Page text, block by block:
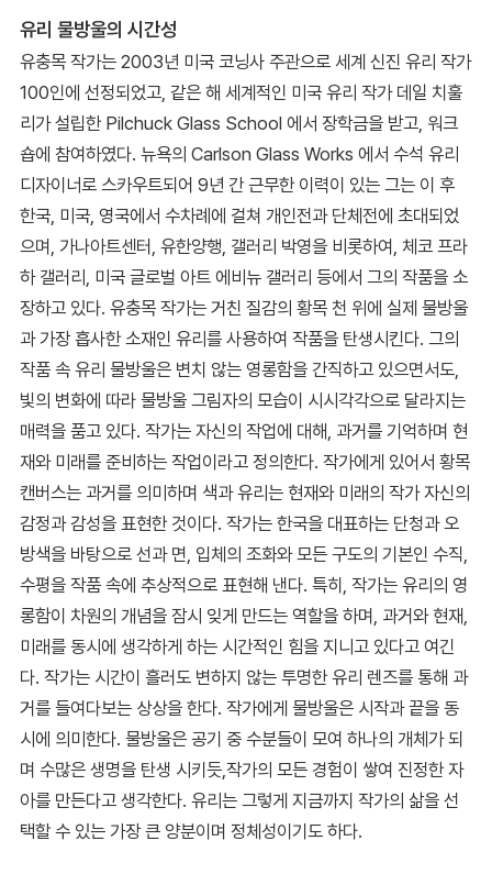
유리 물방울의 시간성
유충목 작가는 2003년 미국 코닝사 주관으로 세계 신진 유리 작가
100인에 선정되었고, 같은 해 세계적인 미국 유리 작가 데일 치훌
리가 설립한 Pilchuck Glass School 에서 장학금을 받고, 워크
숍에 참여하였다. 뉴욕의 Carlson Glass Works 에서 수석 유리
디자이너로 스카우트되어 9년 간 근무한 이력이 있는 그는 이 후
한국, 미국, 영국에서 수차례에 걸쳐 개인전과 단체전에 초대되었
으며, 가나아트센터, 유한양행, 갤러리 박영을 비롯하여, 체코 프라
하 갤러리, 미국 글로벌 아트 에비뉴 갤러리 등에서 그의 작품을 소
장하고 있다. 유충목 작가는 거친 질감의 황목 천 위에 실제 물방울
과 가장 흡사한 소재인 유리를 사용하여 작품을 탄생시킨다. 그의
작품 속 유리 물방울은 변치 않는 영롱함을 간직하고 있으면서도,
빛의 변화에 따라 물방울 그림자의 모습이 시시각각으로 달라지는
매력을 품고 있다. 작가는 자신의 작업에 대해, 과거를 기억하며 현
재와 미래를 준비하는 작업이라고 정의한다. 작가에게 있어서 황목
캔버스는 과거를 의미하며 색과 유리는 현재와 미래의 작가 자신의
감정과 감성을 표현한 것이다. 작가는 한국을 대표하는 단청과 오
방색을 바탕으로 선과 면, 입체의 조화와 모든 구도의 기본인 수직,
수평을 작품 속에 추상적으로 표현해 낸다. 특히, 작가는 유리의 영
롱함이 차원의 개념을 잠시 잊게 만드는 역할을 하며, 과거와 현재,
미래를 동시에 생각하게 하는 시간적인 힘을 지니고 있다고 여긴
다. 작가는 시간이 흘러도 변하지 않는 투명한 유리 렌즈를 통해 과
거를 들여다보는 상상을 한다. 작가에게 물방울은 시작과 끝을 동
시에 의미한다. 물방울은 공기 중 수분들이 모여 하나의 개체가 되
며 수많은 생명을 탄생 시키듯,작가의 모든 경험이 쌓여 진정한 자
아를 만든다고 생각한다. 유리는 그렇게 지금까지 작가의 삶을 선
택할 수 있는 가장 큰 양분이며 정체성이기도 하다.